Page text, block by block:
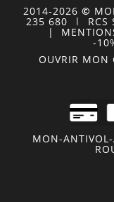
2014-2026 ©
235 680 | RCS
|
-
OUVRIR MON
MON-